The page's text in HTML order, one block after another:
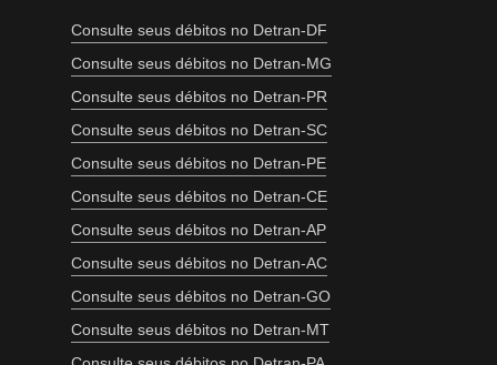
Consulte seus débitos no Detran-DF
Consulte seus débitos no Detran-MG
Consulte seus débitos no Detran-PR
Consulte seus débitos no Detran-SC
Consulte seus débitos no Detran-PE
Consulte seus débitos no Detran-CE
Consulte seus débitos no Detran-AP
Consulte seus débitos no Detran-AC
Consulte seus débitos no Detran-GO
Consulte seus débitos no Detran-MT